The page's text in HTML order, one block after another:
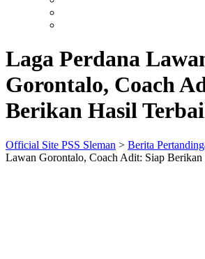
Laga Perdana
Gorontalo, Coach
Berikan Hasil
Official Site PSS Sleman > Berita
Lawan Gorontalo, Coach Adit: Siap